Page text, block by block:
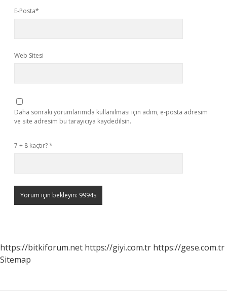
E-Posta*
Web Sitesi
Daha sonraki yorumlarımda kullanılması için adım, e-posta adresim
ve site adresim bu tarayıcıya kaydedilsin.
7 + 8 kaçtır?*
https://bitkiforum.net https://giyi.com.tr https://gese.com.tr
Sitemap